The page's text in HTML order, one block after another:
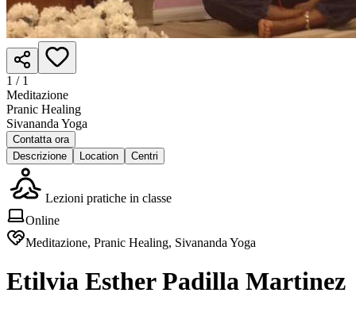
1 / 1
Meditazione
Pranic Healing
Sivananda Yoga
Contatta ora
Descrizione
Location Centri
Lezioni pratiche in classe
Online
Meditazione, Pranic Healing, Sivananda Yoga
Etilvia Esther Padilla Martinez